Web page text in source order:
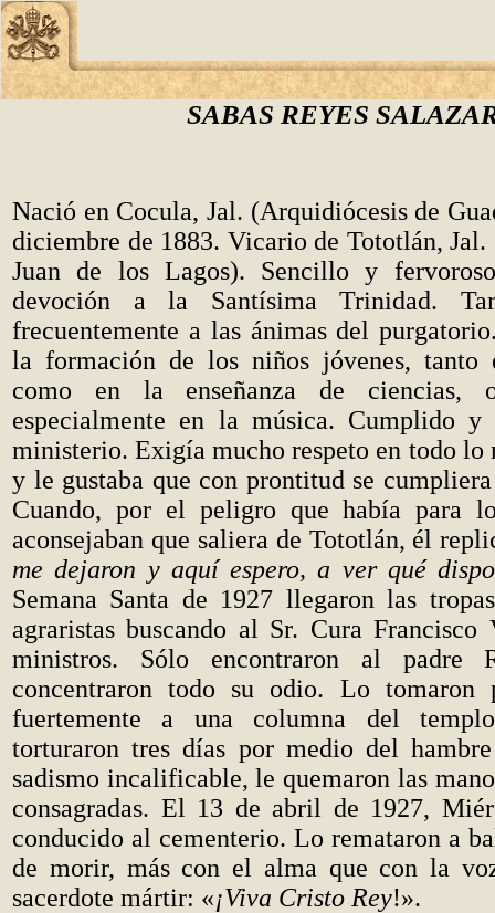
SABAS REYES
Nació en Cocula, Jal. (Arquidiócesis de
diciembre de 1883. Vicario de Tototlán, Jal.
Juan de los Lagos). Sencillo y
devoción a la Santísima Trinidad.
frecuentemente a las ánimas del
la formación de los niños jóvenes, tanto
como en la enseñanza de ciencias,
especialmente en la música. Cumplido y
ministerio. Exigía mucho respeto en todo lo
y le gustaba que con prontitud se
Cuando, por el peligro que había para
aconsejaban que saliera de Tototlán, él
me dejaron y aquí espero, a ver qué
Semana Santa de 1927 llegaron las
agraristas buscando al Sr. Cura
ministros. Sólo encontraron al
concentraron todo su odio. Lo tomaron
fuertemente a una columna del
torturaron tres días por medio del
sadismo incalificable, le quemaron las
consagradas. El 13 de abril de 1927,
conducido al cementerio. Lo remataron a
de morir, más con el alma que con la
sacerdote mártir: «¡Viva Cristo Rey!».